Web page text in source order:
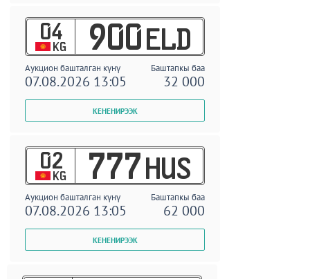
04
KG 900 ELD
Аукцион башталган күнү Баштапкы баа
07.08.2026 13:05 32 000
02
KG 777 HUS
Аукцион башталган күнү Баштапкы баа
07.08.2026 13:05 62 000